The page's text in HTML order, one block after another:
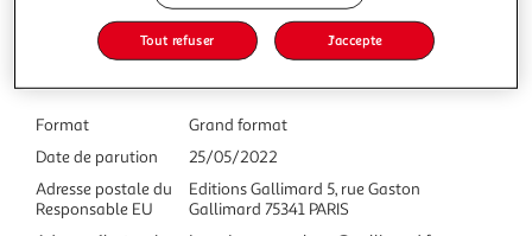
Caractéristiques
Format
Grand format
Date de parution
25/05/2022
Adresse postale du
Responsable EU
Editions Gallimard 5, rue Gaston
Gallimard 75341 PARIS
Tout refuser J'accepte